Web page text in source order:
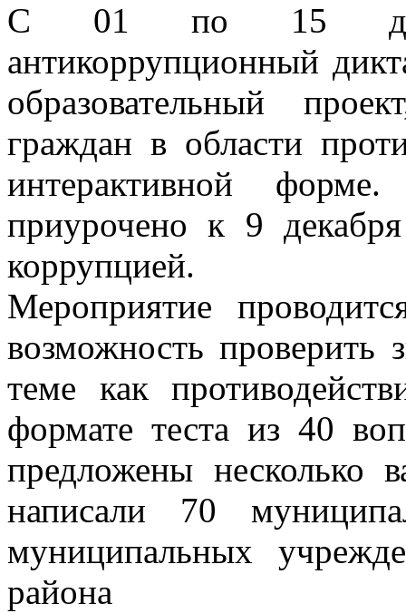
С 01 по 15
антикоррупционный
образовательный
граждан в области
интерактивной
приурочено к 9
коррупцией.
Мероприятие
возможность проверить
теме как
формате теста из 40
предложены несколько
написали 70
муниципальных
района